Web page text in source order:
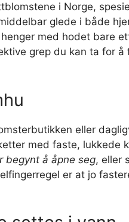
i Norge,
glede i både
med hodet bare
grep du kan ta for å
eller
med faste, lukkede
begynt å åpne seg, eller
er at jo